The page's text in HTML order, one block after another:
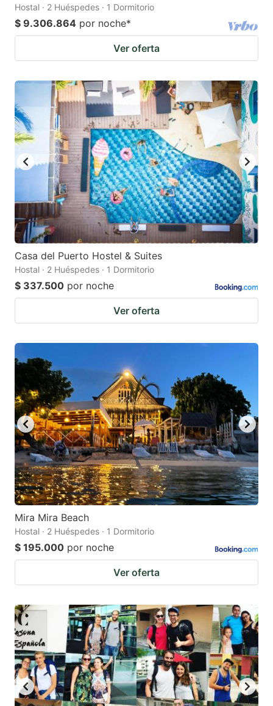
Hostal · 2 Huéspedes · 1 Dormitorio
$ 9.306.864 por noche*
Ver oferta
Casa del Puerto Hostel & Suites
Hostal · 2 Huéspedes · 1 Dormitorio
$ 337.500 por noche
Ver oferta
Mira Mira Beach
Hostal · 2 Huéspedes · 1 Dormitorio
$ 195.000 por noche
Ver oferta